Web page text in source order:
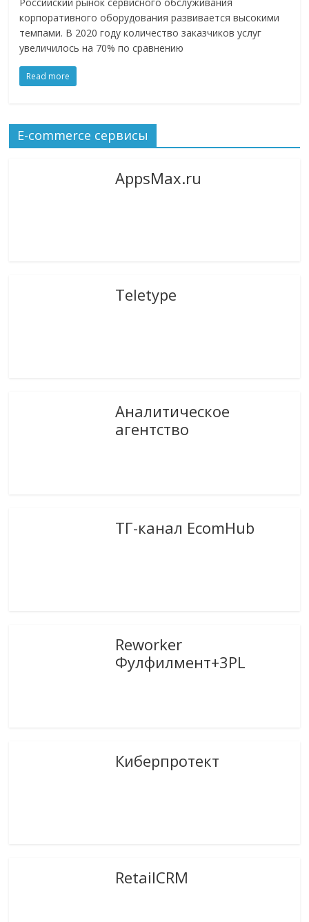
логистике,
технологиях,
соцсетях.
Нам
важно,
как
Сеть
корпоративного оборудования развивается высокими
темпами. В 2020 году количество заказчиков услуг
увеличилось на 70% по сравнению
Read more
E-commerce сервисы
AppsMax.ru
Teletype
Аналитическое
агентство
ТГ-канал EcomHub
Reworker
Фулфилмент+3PL
Киберпротект
RetailCRM